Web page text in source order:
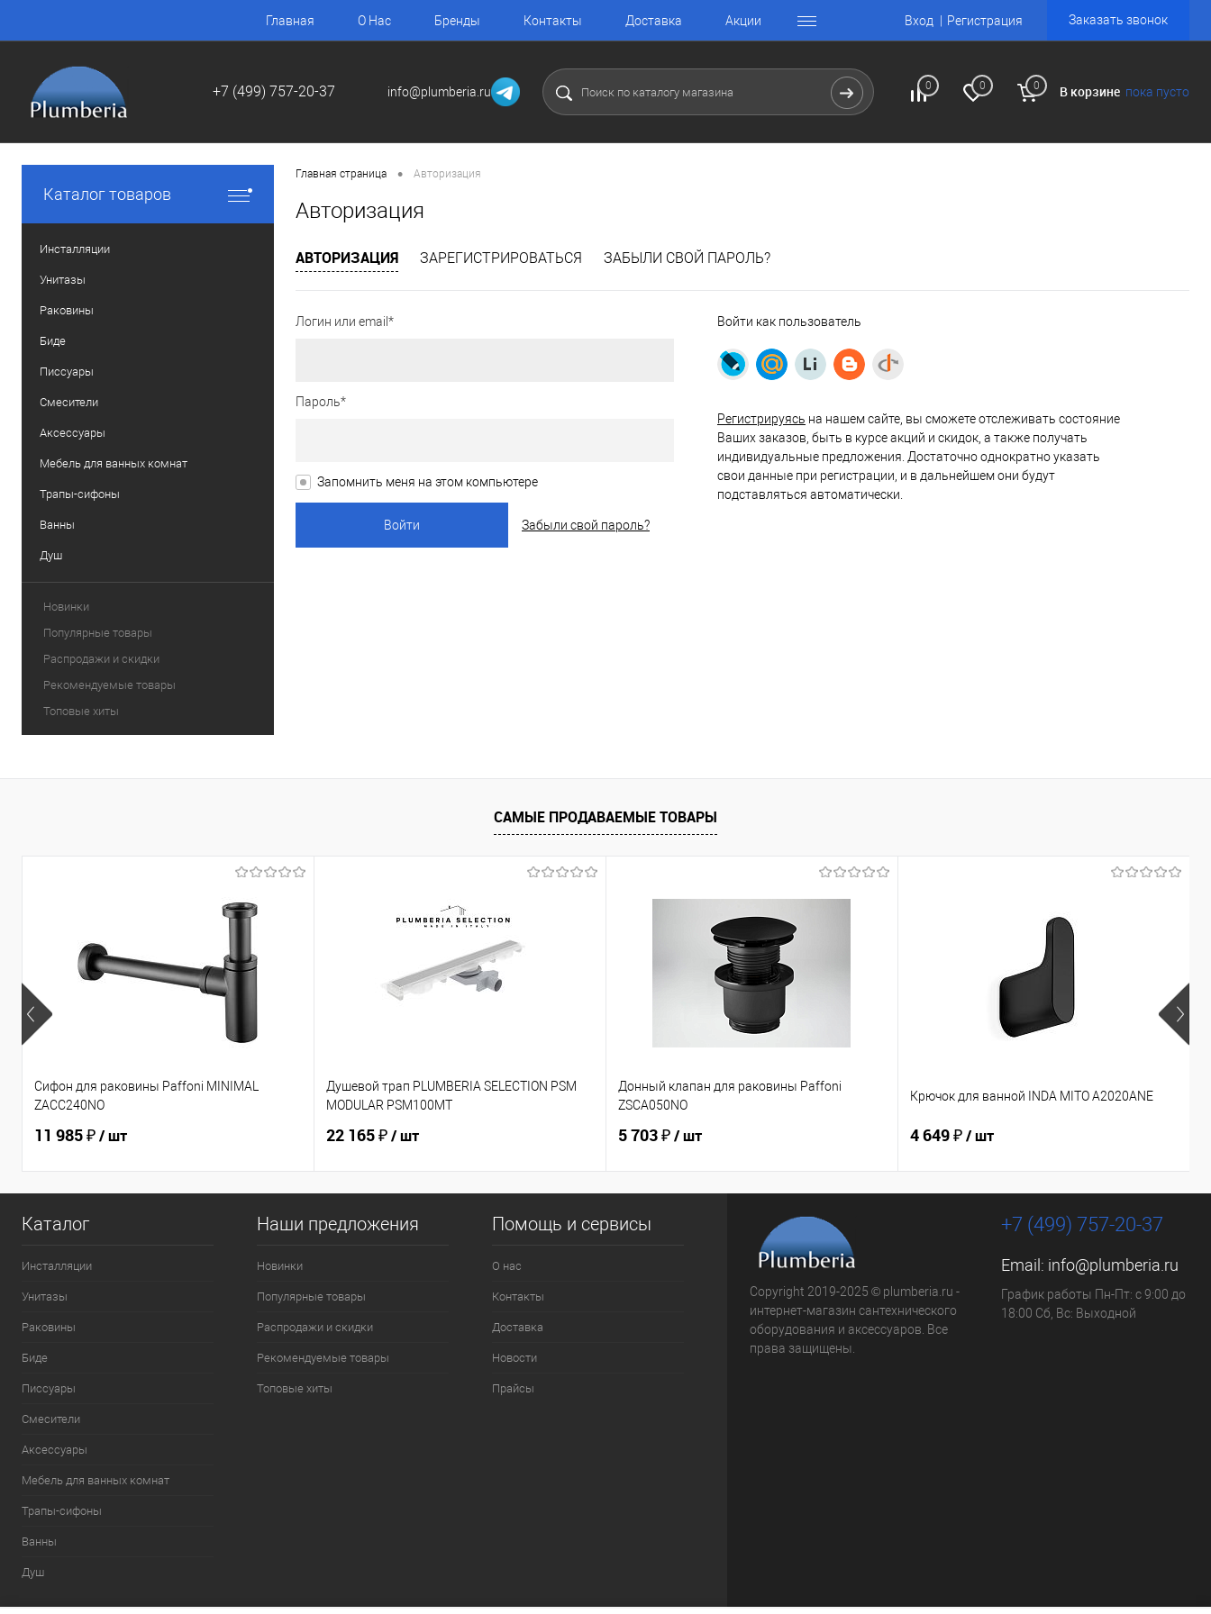
Главная О Нас Бренды Контакты Доставка Акции Вход Регистрация Заказать звонок
+7 (499) 757-20-37 info@plumberia.ru 0 0 0 В корзине пока пусто
Каталог товаров
Инсталляции
Унитазы
Раковины
Биде
Писсуары
Смесители
Аксессуары
Мебель для ванных комнат
Трапы-сифоны
Ванны
Душ
Новинки
Популярные товары
Распродажи и скидки
Рекомендуемые товары
Топовые хиты
Главная страница • Авторизация
Авторизация
АВТОРИЗАЦИЯ ЗАРЕГИСТРИРОВАТЬСЯ ЗАБЫЛИ СВОЙ ПАРОЛЬ?
Логин или email*
Пароль*
Запомнить меня на этом компьютере
Забыли свой пароль?
Войти как пользователь
Регистрируясь на нашем сайте, вы сможете отслеживать состояние
Ваших заказов, быть в курсе акций и скидок, а также получать
индивидуальные предложения. Достаточно однократно указать
свои данные при регистрации, и в дальнейшем они будут
подставляться автоматически.
САМЫЕ ПРОДАВАЕМЫЕ ТОВАРЫ
Сифон для раковины Paffoni MINIMAL
ZACC240NO
11 985 ₽/ шт
Душевой трап PLUMBERIA SELECTION PSM
MODULAR PSM100MT
22 165 ₽/ шт
Донный клапан для раковины Paffoni
ZSCA050NO
5 703 ₽/ шт
Крючок для ванной INDA MITO A2020ANE
4 649 ₽/ шт
Каталог
Инсталляции
Унитазы
Раковины
Биде
Писсуары
Смесители
Аксессуары
Мебель для ванных комнат
Трапы-сифоны
Ванны
Душ
Наши предложения
Новинки
Популярные товары
Распродажи и скидки
Рекомендуемые товары
Топовые хиты
Помощь и сервисы
О нас
Контакты
Доставка
Новости
Прайсы
Copyright 2019-2025 © plumberia.ru -
интернет-магазин сантехнического
оборудования и аксессуаров. Все
права защищены.
+7 (499) 757-20-37
Email: info@plumberia.ru
График работы Пн-Пт: с 9:00 до
18:00 Сб, Вс: Выходной